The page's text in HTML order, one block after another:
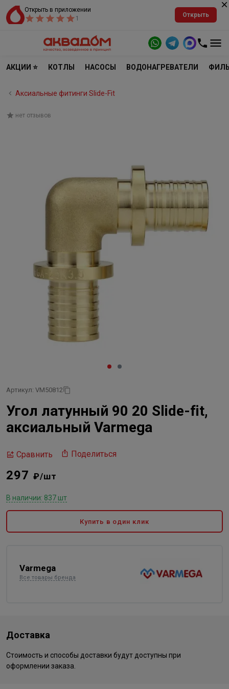
Открыть в приложении
1
Открыть
АКЦИИ ⭐ КОТЛЫ НАСОСЫ ВОДОНАГРЕВАТЕЛИ
Аксиальные фитинги Slide-Fit
нет отзывов
Артикул: VM50812
Угол латунный 90 20 Slide-fit,
аксиальный Varmega
Сравнить Поделиться
297 ₽/шт
В наличии: 837 шт
Купить в один клик
Varmega
Все товары бренда
Доставка
Стоимость и способы доставки будут доступны при
оформлении заказа.